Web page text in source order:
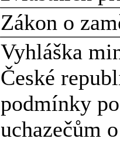
Zákon o
Vyhláška
České
podmínky
uchazečům